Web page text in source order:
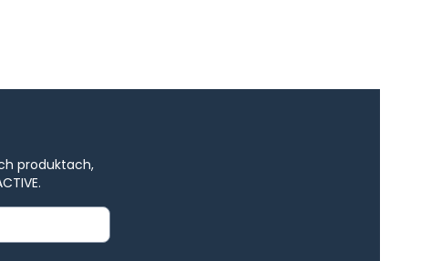
produktach,